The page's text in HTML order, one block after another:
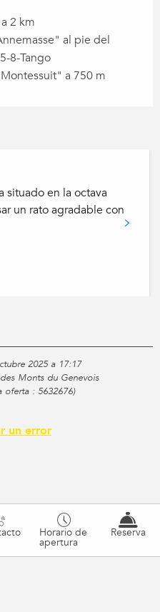
2 km
al pie del
8-Tango
a 750 m
situado en la octava
un rato agradable con
2025 a 17:17
Monts du Genevois
oferta : 5632676)
un error
Horario de
apertura
Reserva